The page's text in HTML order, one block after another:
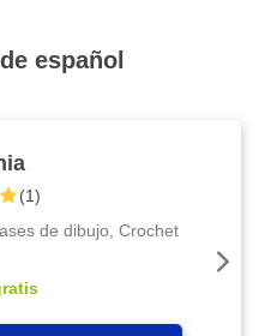
español
(1)
de dibujo, Crochet